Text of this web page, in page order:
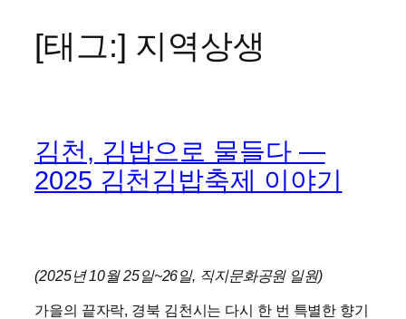
[태그:] 지역상생
김천, 김밥으로 물들다 —
2025 김천김밥축제 이야기
(2025년 10월 25일~26일, 직지문화공원 일원)
가을의 끝자락, 경북 김천시는 다시 한 번 특별한 향기